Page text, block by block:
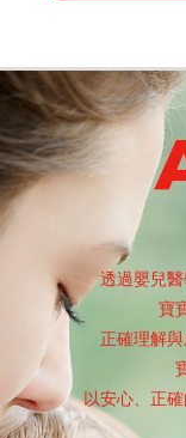
透過嬰兒
寶
正確理解
以安心、正